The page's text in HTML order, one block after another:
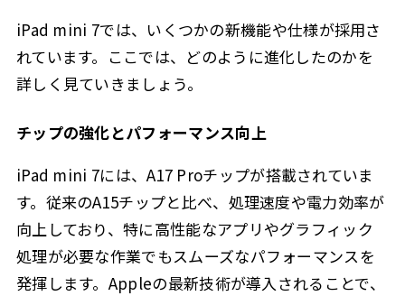
iPad mini 7では、いくつかの新機能や仕様が採用さ
れています。ここでは、どのように進化したのかを
詳しく見ていきましょう。
チップの強化とパフォーマンス向上
iPad mini 7には、A17 Proチップが搭載されていま
す。従来のA15チップと比べ、処理速度や電力効率が
向上しており、特に高性能なアプリやグラフィック
処理が必要な作業でもスムーズなパフォーマンスを
発揮します。Appleの最新技術が導入されることで、